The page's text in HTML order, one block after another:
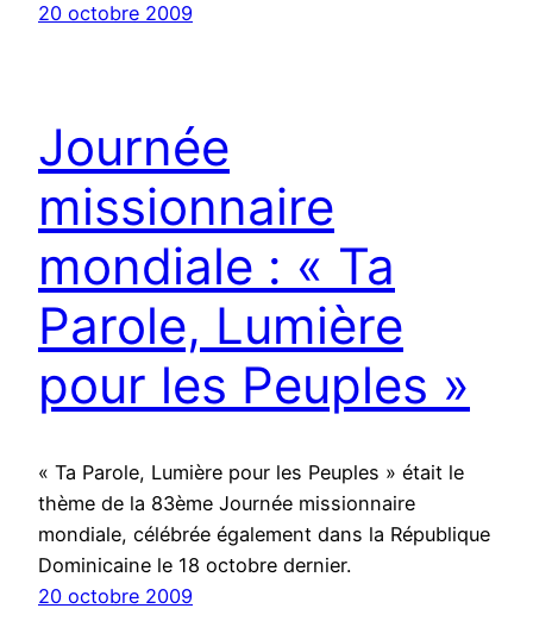
20 octobre 2009
Journée
missionnaire
mondiale : « Ta
Parole, Lumière
pour les Peuples »
« Ta Parole, Lumière pour les Peuples » était le
thème de la 83ème Journée missionnaire
mondiale, célébrée également dans la République
Dominicaine le 18 octobre dernier.
20 octobre 2009